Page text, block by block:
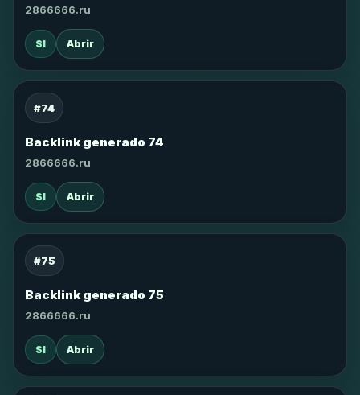
2866666.ru
SI Abrir
#74
Backlink generado 74
2866666.ru
SI Abrir
#75
Backlink generado 75
2866666.ru
SI Abrir